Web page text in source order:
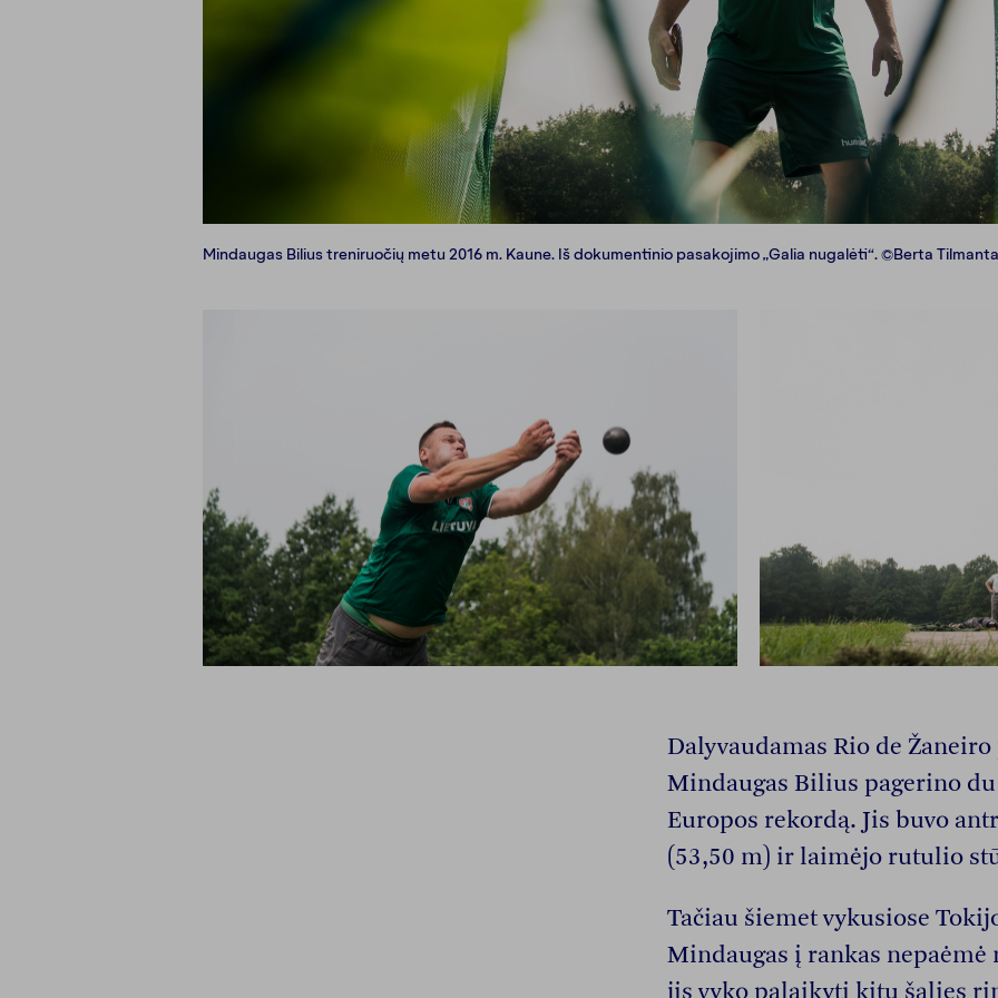
Mindaugas Bilius treniruočių metu 2016 m. Kaune. Iš dokumentinio pasakojimo „Galia nugalėti“. ©Berta
Dalyvaudamas Rio de
Mindaugas Bilius pagerino
Europos rekordą. Jis buvo
(53,50 m) ir laimėjo rutulio
Tačiau šiemet vykusiose
Mindaugas į rankas